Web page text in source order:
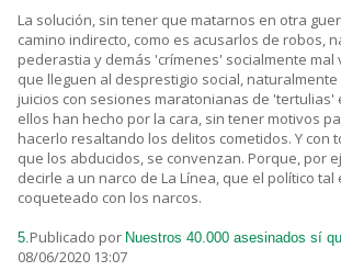
La solución, sin tener que matarnos en otra
camino indirecto, como es acusarlos de robos,
pederastia y demás 'crímenes' socialmente mal
que lleguen al desprestigio social,
juicios con sesiones maratonianas de 'tertulias'
ellos han hecho por la cara, sin tener motivos
hacerlo resaltando los delitos cometidos. Y con
que los abducidos, se convenzan. Porque, por
decirle a un narco de La Línea, que el político
coqueteado con los narcos.
5.Publicado por Nuestros 40.000 asesinados sí
08/06/2020 13:07